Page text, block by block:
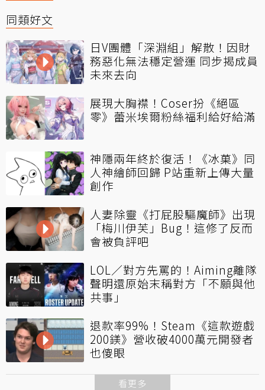
同類好文
日V團體「深淵組」解散！因財
務惡化無法穩定營運 同步揭成員
未來去向
展現大胸襟！Coser扮《絕區
零》蕾米埃爾粉絲福利給好給滿
神隱兩年終於復活！《冰菓》同
人神繪師回歸 P站重新上傳大量
創作
人妻除靈《打屁股驅魔師》出現
「梅川伊芙」Bug！這修了反而
會被負評吧
LOL／對方先罵的！Aiming離隊
聲明還原始末稱對方「不願與他
共事」
退款率99%！Steam《這款遊戲
200鎂》營收破4000萬元開發者
也傻眼
看更多